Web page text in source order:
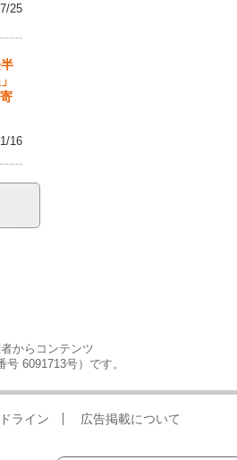
25
16
からコンテンツ
6091713号）です。
ライン 広告掲載について